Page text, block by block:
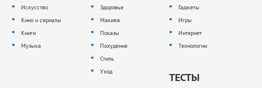
Искусство
Кино и сериалы
Книги
Музыка
Здоровье
Макияж
Показы
Похудение
Стиль
Уход
Гаджеты
Игры
Интернет
Технологии
ТЕСТЫ